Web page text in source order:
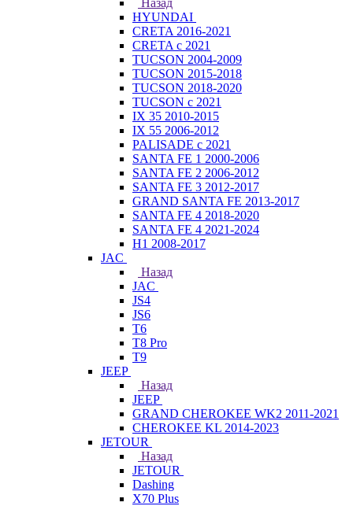
Назад
HYUNDAI
CRETA 2016-2021
CRETA с 2021
TUCSON 2004-2009
TUCSON 2015-2018
TUCSON 2018-2020
TUCSON с 2021
IX 35 2010-2015
IX 55 2006-2012
PALISADE с 2021
SANTA FE 1 2000-2006
SANTA FE 2 2006-2012
SANTA FE 3 2012-2017
GRAND SANTA FE 2013-2017
SANTA FE 4 2018-2020
SANTA FE 4 2021-2024
H1 2008-2017
JAC
Назад
JAC
JS4
JS6
T6
T8 Pro
T9
JEEP
Назад
JEEP
GRAND CHEROKEE WK2 2011-2021
CHEROKEE KL 2014-2023
JETOUR
Назад
JETOUR
Dashing
X70 Plus